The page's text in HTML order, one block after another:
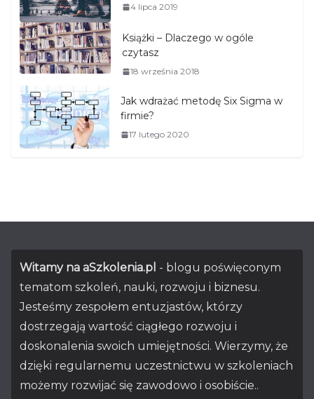
4 lipca 2019
Książki – Dlaczego w ogóle
czytasz
18 września 2018
Jak wdrażać metodę Six Sigma w
firmie?
17 lutego 2020
Witamy na aSzkolenia.pl - blogu poświęconym
tematom szkoleń, nauki, rozwoju i biznesu.
Jesteśmy zespołem entuzjastów, którzy
dostrzegają wartość ciągłego rozwoju i
doskonalenia swoich umiejętności. Wierzymy, że
dzięki regularnemu uczestnictwu w szkoleniach
możemy rozwijać się zawodowo i osobiście..